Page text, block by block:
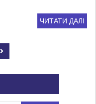
ЧИТАТИ ДАЛІ